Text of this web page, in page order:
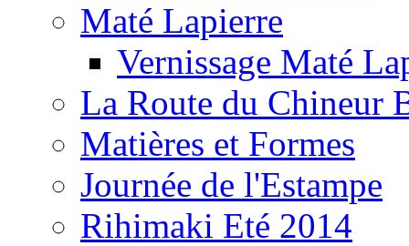
Maté Lapierre
Vernissage Maté
La Route du Chineur
Matières et Formes
Journée de l'Estampe
Rihimaki Eté 2014